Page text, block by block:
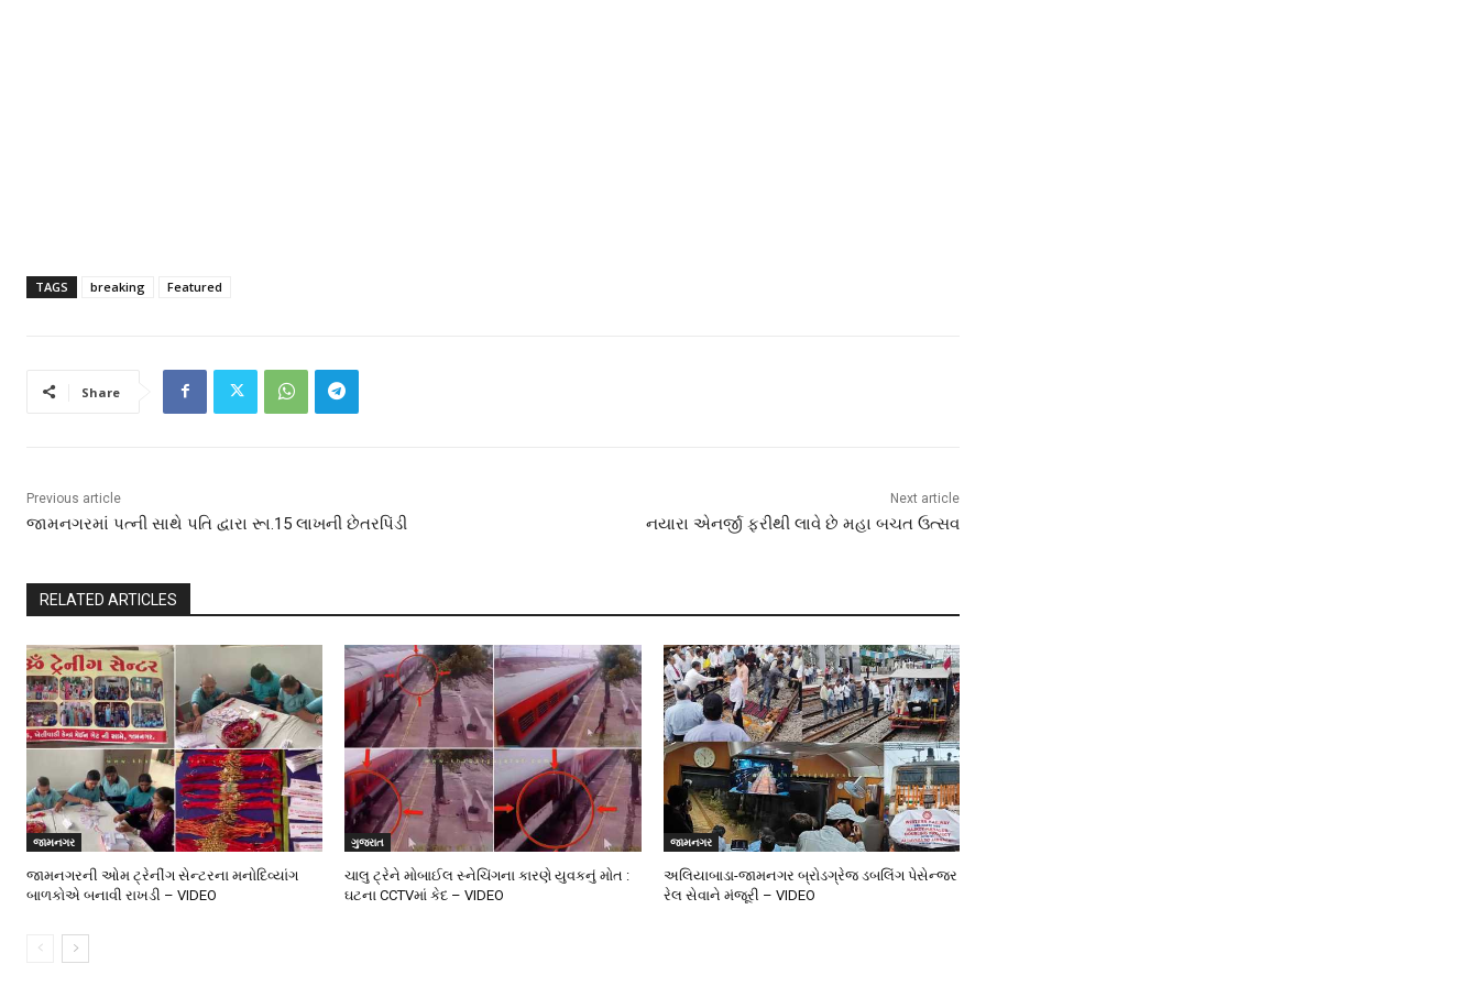
TAGS breaking Featured
Share
Previous article
જામનગરમાં પત્ની સાથે પતિ દ્વારા રૂા.15 લાખની છેતરપિંડી
Next article
નયારા એનર્જી ફરીથી લાવે છે મહા બચત ઉત્સવ
RELATED ARTICLES
જામનગર
જામનગરની ઓમ ટ્રેનીંગ સેન્ટરના મનોદિવ્યાંગ
બાળકોએ બનાવી રાખડી – VIDEO
ગુજરાત
ચાલુ ટ્રેને મોબાઈલ સ્નેચિંગના કારણે યુવકનું મોત :
ઘટના CCTVમાં કેદ – VIDEO
જામનગર
અલિયાબાડા-જામનગર બ્રોડગ્રેજ ડબલિંગ પેસેન્જર
રેલ સેવાને મંજૂરી – VIDEO